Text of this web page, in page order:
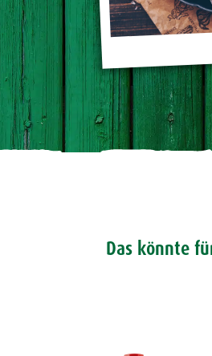
Das könnte